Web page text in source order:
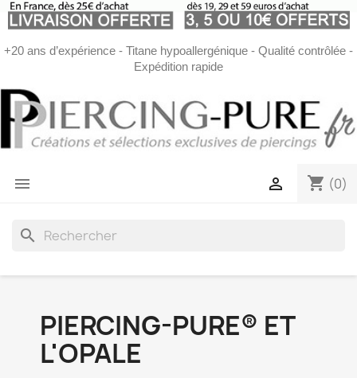
+20 ans d’expérience - Titane hypoallergénique - Qualité contrôlée -
Expédition rapide
 shopping_cart (0)

search
PIERCING-PURE® ET
L'OPALE